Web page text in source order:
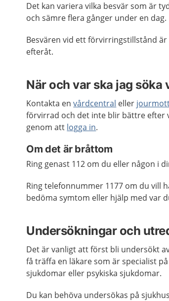
Det kan variera vilka besvär som är
och sämre flera gånger under en dag.
Besvären vid ett förvirringstillstånd
efteråt.
När och var ska jag söka
Kontakta envårdcentral eller
förvirrad och det inte blir bättre efter
genom att logga in.
Om det är bråttom
Ring genast 112 om du eller någon i
Ring telefonnummer 1177 om du vill
bedöma symtom eller hjälp med var
Undersökningar och
Det är vanligt att först bli undersökt
få träffa en läkare som är specialist
sjukdomar eller psykiska sjukdomar.
Du kan behöva undersökas på